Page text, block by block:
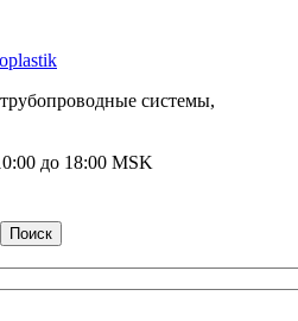
системы,
00 до 18:00 MSK
Поиск